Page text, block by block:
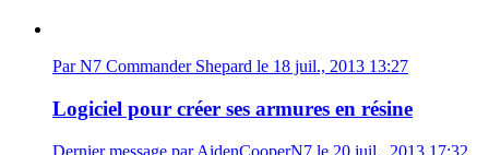
Par N7 Commander Shepard le 18 juil., 2013 13:27
Logiciel pour créer ses armures en résine
Dernier message par AidenCooperN7 le 20 juil., 2013 17:32